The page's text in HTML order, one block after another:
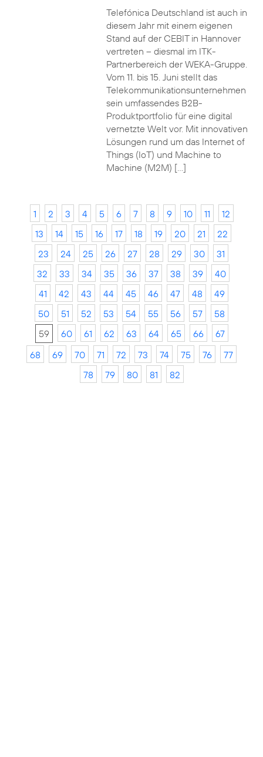
Telefónica Deutschland ist auch in
diesem Jahr mit einem eigenen
Stand auf der CEBIT in Hannover
vertreten – diesmal im ITK-
Partnerbereich der WEKA-Gruppe.
Vom 11. bis 15. Juni stellt das
Telekommunikationsunternehmen
sein umfassendes B2B-
Produktportfolio für eine digital
vernetzte Welt vor. Mit innovativen
Lösungen rund um das Internet of
Things (IoT) und Machine to
Machine (M2M) […]
1 2 3 4 5 6 7 8 9 10 11
12
13
14 15 16 17 18 19 20 21
22
23
24 25 26 27 28 29 30
31
32
33 34 35 36 37 38 39
40
41
42 43 44 45 46 47 48
49
50
51 52 53 54 55 56 57
58
59
60 61 62 63 64 65 66
67
68
69 70 71 72 73 74 75 76
77
78
79 80 81 82